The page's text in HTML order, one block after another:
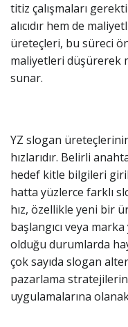
titiz çalışmaları
alıcıdır hem de
üreteçleri, bu süreci
maliyetleri düşürerek
sunar.
YZ slogan
hızlarıdır. Belirli
hedef kitle bilgileri
hatta yüzlerce farklı
hız, özellikle yeni bir
başlangıcı veya
olduğu durumlarda
çok sayıda slogan
pazarlama
uygulamalarına